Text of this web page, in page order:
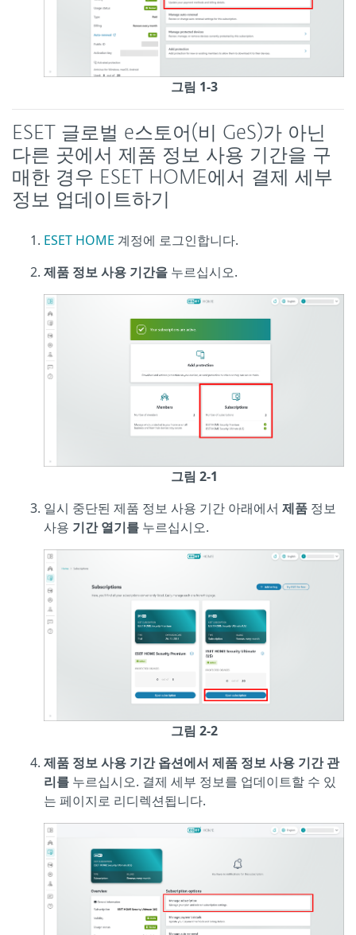
그림 1-3
ESET 글로벌 e스토어(비 GeS)가 아닌
다른 곳에서 제품 정보 사용 기간을 구
매한 경우 ESET HOME에서 결제 세부
정보 업데이트하기
ESET HOME 계정에 로그인합니다.
제품 정보 사용 기간을 누르십시오.
그림 2-1
일시 중단된 제품 정보 사용 기간 아래에서 제품 정보
사용 기간 열기를 누르십시오.
그림 2-2
제품 정보 사용 기간 옵션에서 제품 정보 사용 기간 관
리를 누르십시오. 결제 세부 정보를 업데이트할 수 있
는 페이지로 리디렉션됩니다.